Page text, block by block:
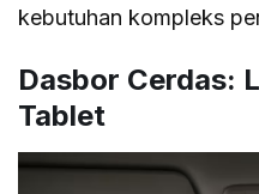
kebutuhan kompleks
Dasbor Cerdas:
Tablet